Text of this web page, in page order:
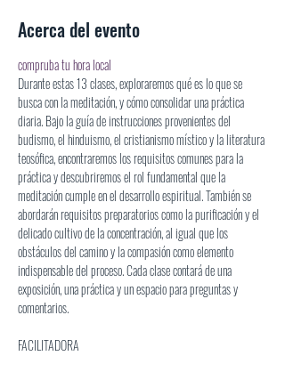
Acerca del evento
compruba tu hora local
Durante estas 13 clases, exploraremos qué es lo que se
busca con la meditación, y cómo consolidar una práctica
diaria. Bajo la guía de instrucciones provenientes del
budismo, el hinduismo, el cristianismo místico y la literatura
teosófica, encontraremos los requisitos comunes para la
práctica y descubriremos el rol fundamental que la
meditación cumple en el desarrollo espiritual. También se
abordarán requisitos preparatorios como la purificación y el
delicado cultivo de la concentración, al igual que los
obstáculos del camino y la compasión como elemento
indispensable del proceso. Cada clase contará de una
exposición, una práctica y un espacio para preguntas y
comentarios.